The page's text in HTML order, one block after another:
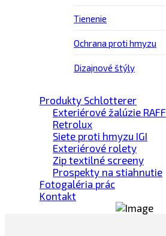
Tienenie
Ochrana proti hmyzu
Dizajnové štýly
Produkty Schlotterer
Exteriérové žalúzie RAFF
Retrolux
Siete proti hmyzu IGI
Exteriérové rolety
Zip textilné screeny
Prospekty na stiahnutie
Fotogaléria prác
Kontakt